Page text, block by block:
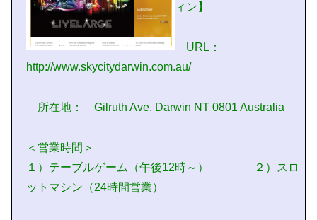
ィン】
URL：
http://www.skycitydarwin.com.au/
所在地： Gilruth Ave, Darwin NT 0801 Australia
＜営業時間＞
１）テーブルゲーム（午後12時～） ２）スロ
ットマシン（24時間営業）